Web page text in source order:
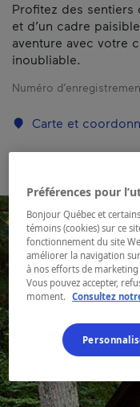
Profitez des sentiers
et d’un cadre
aventure avec votre
inoubliable.
Numéro
Carte et
Préférences pour
Bonjour Québec et
témoins (cookies) sur ce
fonctionnement du site
améliorer la navigation
à nos efforts de
Vous pouvez accepter,
moment. Consultez